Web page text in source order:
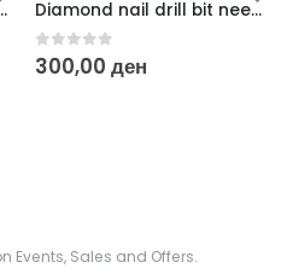
Diamond nail drill bit needle blue EXPERT head diameter 1 mm / working part 10 mm FA80B010/10
out of 5
300,00ден
Events, Sales and Offers.